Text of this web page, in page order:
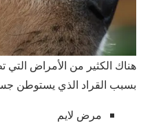
هناك الكثير من الأمراض التي
بسبب القراد الذي يستوطن
مرض لايم